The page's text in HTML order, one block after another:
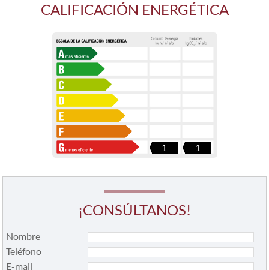
CALIFICACIÓN ENERGÉTICA
1 1
¡CONSÚLTANOS!
Nombre
Teléfono
E-mail